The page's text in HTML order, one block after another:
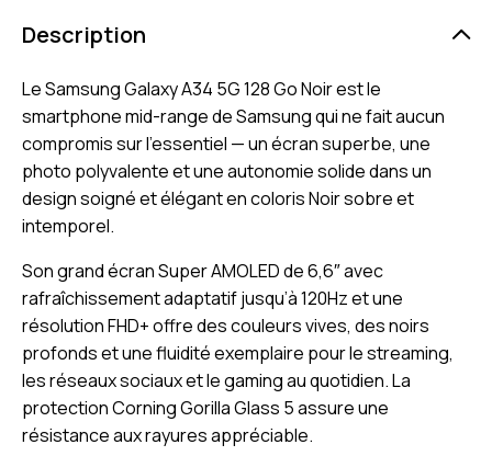
Description
Le Samsung Galaxy A34 5G 128 Go Noir est le
smartphone mid-range de Samsung qui ne fait aucun
compromis sur l’essentiel — un écran superbe, une
photo polyvalente et une autonomie solide dans un
design soigné et élégant en coloris Noir sobre et
intemporel.
Son grand écran Super AMOLED de 6,6″ avec
rafraîchissement adaptatif jusqu’à 120Hz et une
résolution FHD+ offre des couleurs vives, des noirs
profonds et une fluidité exemplaire pour le streaming,
les réseaux sociaux et le gaming au quotidien. La
protection Corning Gorilla Glass 5 assure une
résistance aux rayures appréciable.